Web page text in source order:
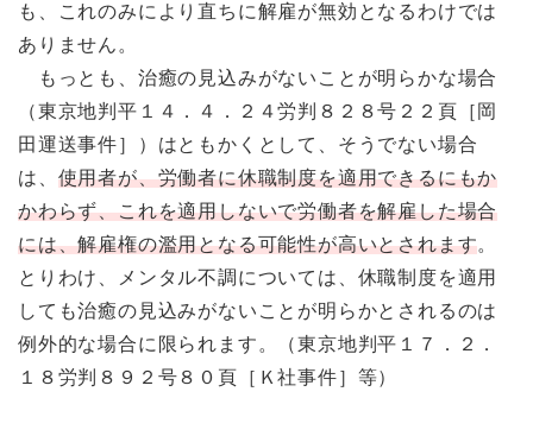
も、これのみにより直ちに解雇が無効となるわけでは
ありません。
もっとも、治癒の見込みがないことが明らかな場合
（東京地判平１４．４．２４労判８２８号２２頁［岡
田運送事件］）はともかくとして、そうでない場合
は、 使用者が、労働者に休職制度を適用できるにもか
かわらず、これを適用しないで労働者を解雇した場合
には、解雇権の濫用となる可能性が高いとされます。
とりわけ、メンタル不調については、休職制度を適用
しても治癒の見込みがないことが明らかとされるのは
例外的な場合に限られます。（東京地判平１７．２．
１８労判８９２号８０頁［Ｋ社事件］等）